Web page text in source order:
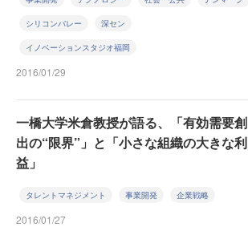
シリコンバレー 深セン
イノベーションスタジオ福岡
2016/01/29
一橋大学米倉教授が語る、「有効需要創
出の“限界”」と「小さな組織の大きな利
益」
タレントマネジメント 事業開発 企業戦略
2016/01/27